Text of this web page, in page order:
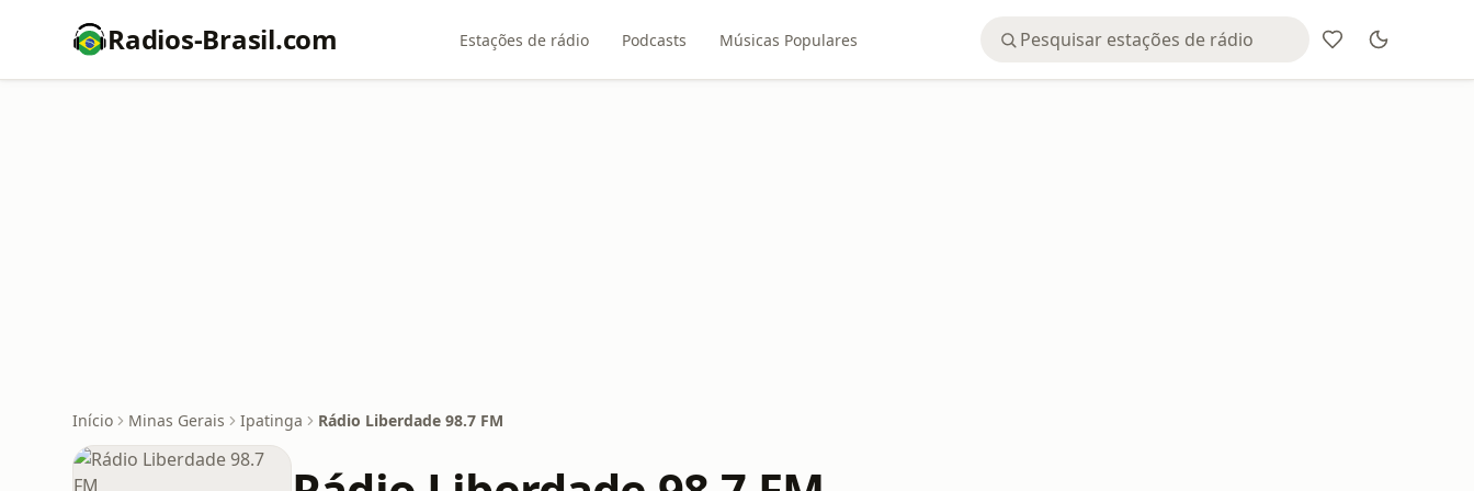
Radios-Brasil.com Estações de rádio Podcasts Músicas Populares
Início Minas Gerais Ipatinga Rádio Liberdade 98.7 FM